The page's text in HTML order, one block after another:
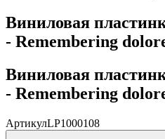
Виниловая
- Remembering
Виниловая
- Remembering
АртикулLP1000108